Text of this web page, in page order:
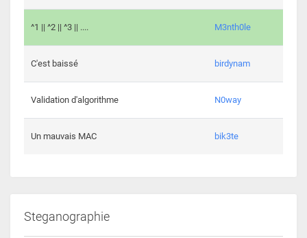
^1 || ^2 || ^3 || .... M3nth0le
C'est baissé birdynam
Validation d'algorithme N0way
Un mauvais MAC bik3te
Steganographie